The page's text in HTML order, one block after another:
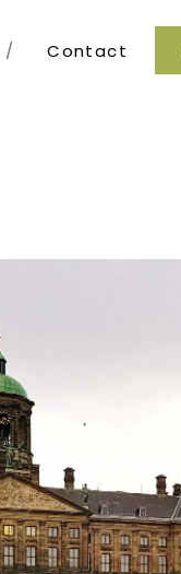
/ Contact